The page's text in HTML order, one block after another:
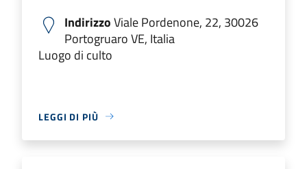
IndirizzoViale Pordenone, 22, 30026
Portogruaro VE, Italia
Luogo di culto
LEGGI DI PIÙ